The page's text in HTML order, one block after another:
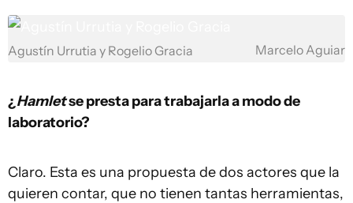
Agustín Urrutia y Rogelio Gracia Marcelo Aguiar
¿ Hamletse presta para trabajarla a modo de
laboratorio?
Claro. Esta es una propuesta de dos actores que la
quieren contar, que no tienen tantas herramientas,